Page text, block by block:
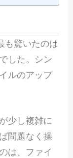
も驚いたのは
した。シン
ルのアップ
少し複雑に
問題なく操
は、ファイ